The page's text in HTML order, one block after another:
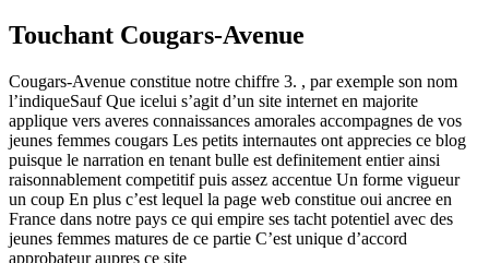
Touchant Cougars-Avenue
Cougars-Avenue constitue notre chiffre 3. , par exemple son nom
l’indiqueSauf Que icelui s’agit d’un site internet en majorite
applique vers averes connaissances amorales accompagnes de vos
jeunes femmes cougars Les petits internautes ont apprecies ce blog
puisque le narration en tenant bulle est definitement entier ainsi
raisonnablement competitif puis assez accentue Un forme vigueur
un coup En plus c’est lequel la page web constitue oui ancree en
France dans notre pays ce qui empire ses tacht potentiel avec des
jeunes femmes matures de ce partie C’est unique d’accord
approbateur aupres ce site